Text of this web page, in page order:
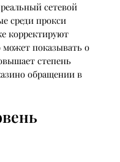
сетевой
среди прокси
корректируют
может показывать о
степень
обращении в